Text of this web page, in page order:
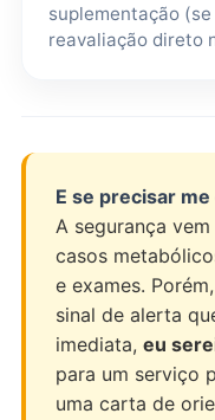
suplementação
reavaliação direto
E se precisar
A segurança
casos
e exames.
sinal de alerta
imediata, eu
para um serviço
uma carta de